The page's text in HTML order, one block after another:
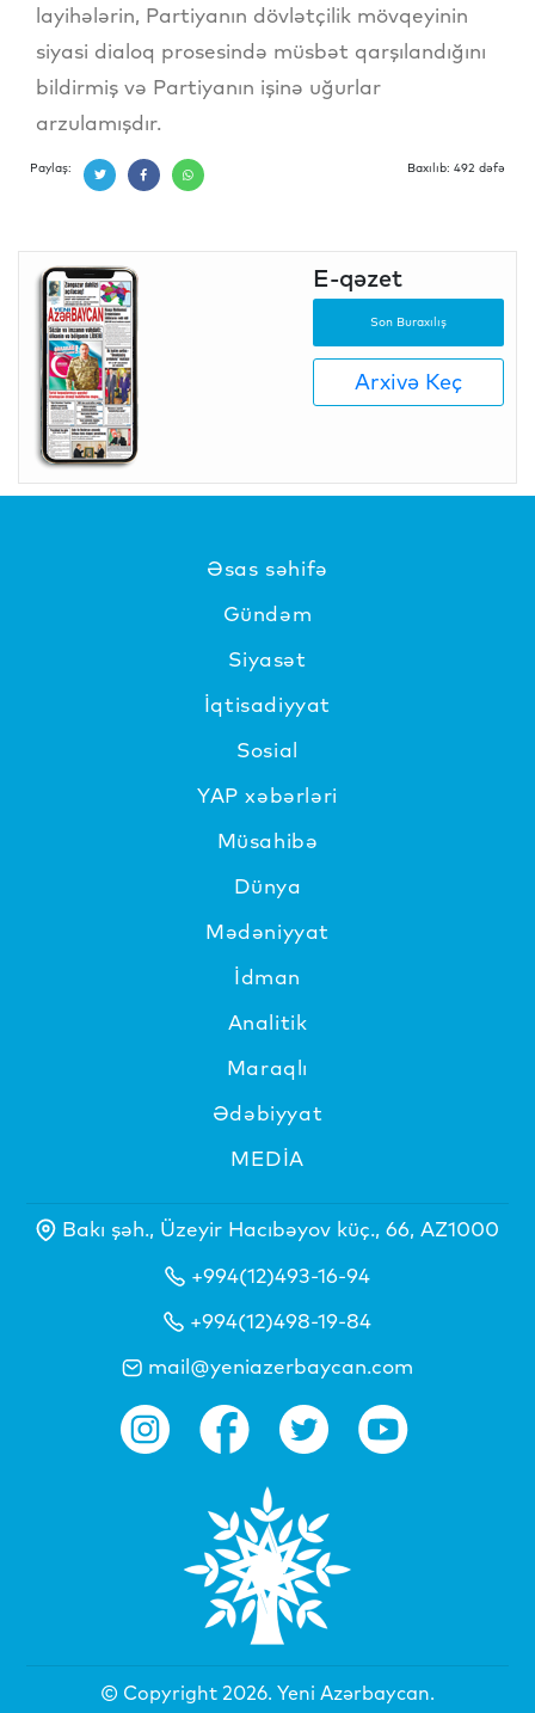
layihələrin, Partiyanın dövlətçilik mövqeyinin
siyasi dialoq prosesində müsbət qarşılandığını
bildirmiş və Partiyanın işinə uğurlar
arzulamışdır.
Paylaş: Baxılıb: 492 dəfə
E-qəzet
Son Buraxılış
Arxivə Keç
Əsas səhifə
Gündəm
Siyasət
İqtisadiyyat
Sosial
YAP xəbərləri
Müsahibə
Dünya
Mədəniyyat
İdman
Analitik
Maraqlı
Ədəbiyyat
MEDİA
Bakı şəh., Üzeyir Hacıbəyov küç., 66, AZ1000
+994(12)493-16-94
+994(12)498-19-84
mail@yeniazerbaycan.com
© Copyright 2026. Yeni Azərbaycan.